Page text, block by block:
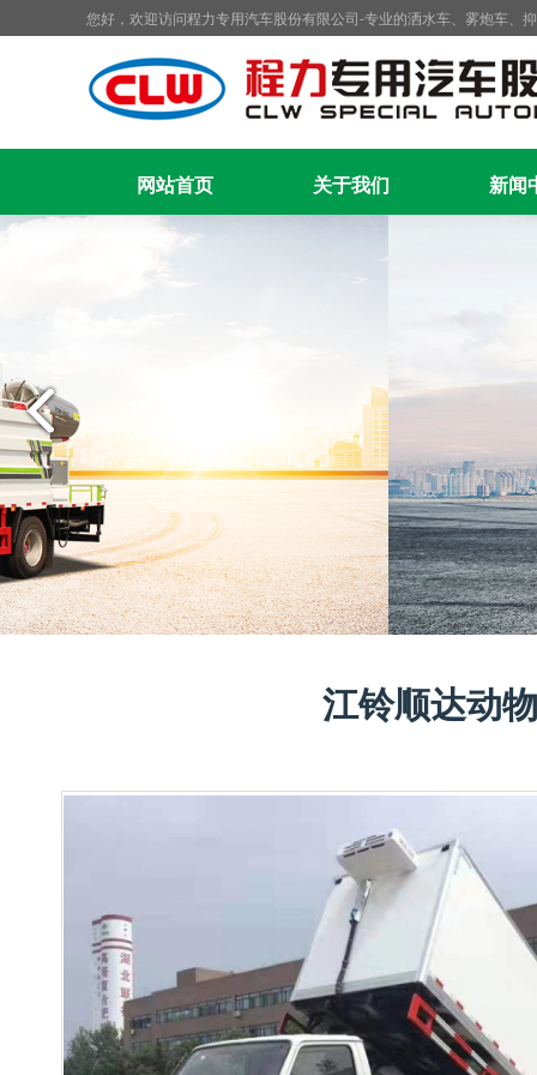
您好，欢迎访问程力专用汽车股份有限公司-专业的洒水车、雾炮车、
网站首页 关于我们 新闻
江铃顺达动